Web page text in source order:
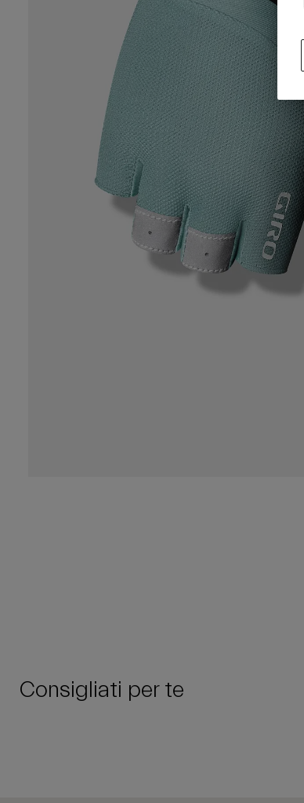
Consigliati per te